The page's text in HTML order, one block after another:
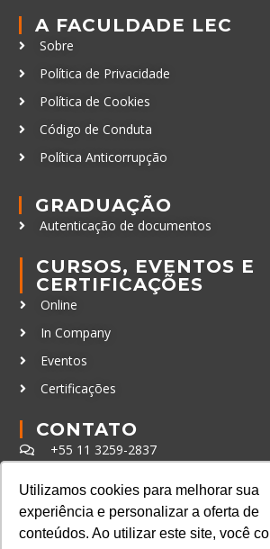
Utilizamos cookies para melhorar sua
experiência e personalizar a oferta de
conteúdos. Ao utilizar este site, você
A FACULDADE LEC
Sobre
Política de Privacidade
Política de Cookies
Código de Conduta
Política Anticorrupção
GRADUAÇÃO
Autenticação de documentos
CURSOS, EVENTOS E
CERTIFICAÇÕES
Online
In Company
Eventos
Certificações
CONTATO
+55 11 3259-2837
contato@lec.com.br